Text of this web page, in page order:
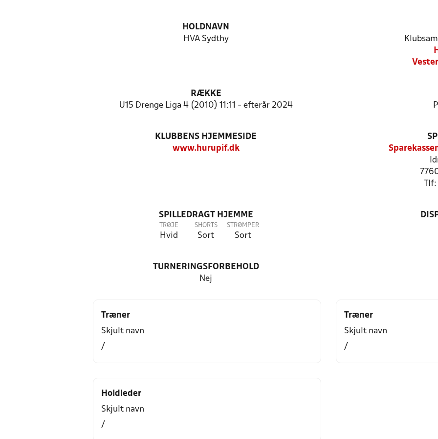
HOLDNAVN
HVA Sydthy
RÆKKE
U15 Drenge Liga 4 (2010) 11:11 - efterår 2024
KLUBBENS HJEMMESIDE
www.hurupif.dk
SPILLEDRAGT HJEMME
TRØJE
Hvid
SHORTS
Sort
STRØMPER
Sort
TURNERINGSFORBEHOLD
Nej
Træner
Skjult navn
/
Træner
Skjult navn
/
Holdleder
Skjult navn
/